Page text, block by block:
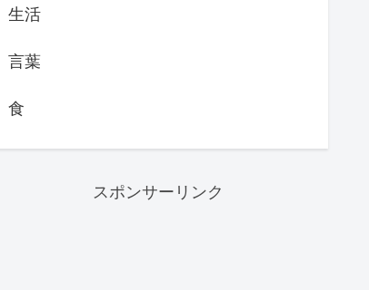
生活
言葉
食
スポンサーリンク